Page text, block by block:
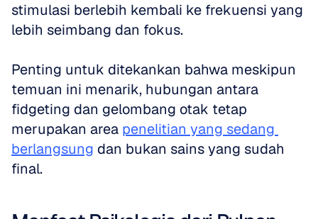
stimulasi berlebih kembali ke frekuensi yang
lebih seimbang dan fokus.
Penting untuk ditekankan bahwa meskipun
temuan ini menarik, hubungan antara
fidgeting dan gelombang otak tetap
merupakan area penelitian yang sedang
berlangsung dan bukan sains yang sudah
final.